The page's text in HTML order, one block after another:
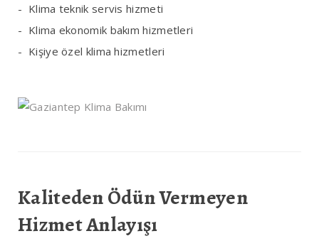
Klima teknik servis hizmeti
Klima ekonomik bakım hizmetleri
Kişiye özel klima hizmetleri
Kaliteden Ödün Vermeyen
Hizmet Anlayışı